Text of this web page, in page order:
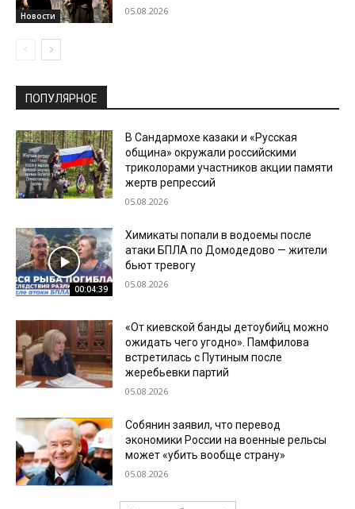
Новости 05.08.2026
ПОПУЛЯРНОЕ
В Сандармохе казаки и «Русская
община» окружали российскими
триколорами участников акции памяти
жертв репрессий
05.08.2026
00:04:39
Химикаты попали в водоемы после
атаки БПЛА по Домодедово — жители
бьют тревогу
05.08.2026
«От киевской банды детоубийц можно
ожидать чего угодно». Памфилова
встретилась с Путиным после
жеребьевки партий
05.08.2026
Собянин заявил, что перевод
экономики России на военные рельсы
может «убить вообще страну»
05.08.2026